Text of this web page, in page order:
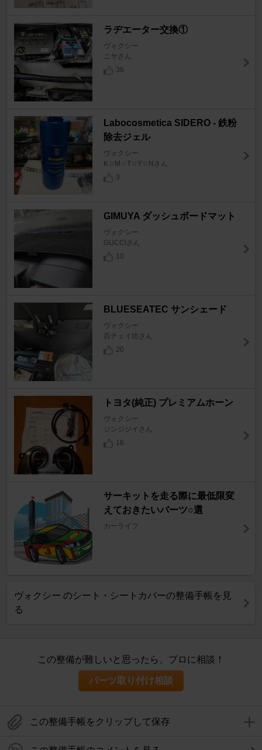
ラヂエーター交換①
ヴォクシー
ニヤさん
36
Labocosmetica SIDERO - 鉄粉
除去ジェル
ヴォクシー
K☆M☆T☆Y☆Nさん
3
GIMUYA ダッシュボードマット
ヴォクシー
GUCCiさん
10
BLUESEATEC サンシェード
ヴォクシー
百チェイ坊さん
20
トヨタ(純正) プレミアムホーン
ヴォクシー
ジンジジイさん
16
サーキットを走る際に最低限変
えておきたいパーツ○選
カーライフ
ヴォクシー のシート・シートカバーの整備手帳を見
る
この整備が難しいと思ったら、プロに相談！
パーツ取り付け相談
この整備手帳をクリップして保存